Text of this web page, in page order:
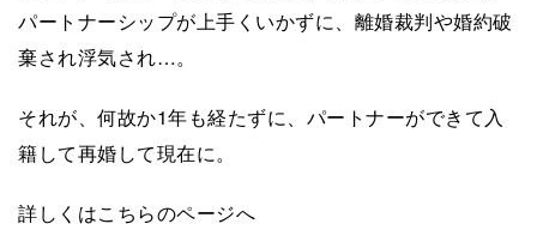
パートナーシップが上手くいかずに、離婚裁判や婚約破
棄され浮気され…。
それが、何故か1年も経たずに、パートナーができて入
籍して再婚して現在に。
詳しくはこちらのページへ